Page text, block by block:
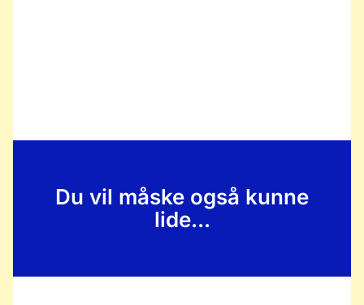
Du vil måske også kunne
lide...